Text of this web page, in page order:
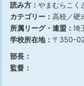
読み方： やまむらこく
カテゴリー： 高校／硬
所属リーグ・連盟： 埼
学校所在地： 〒350-
部長：
監督：